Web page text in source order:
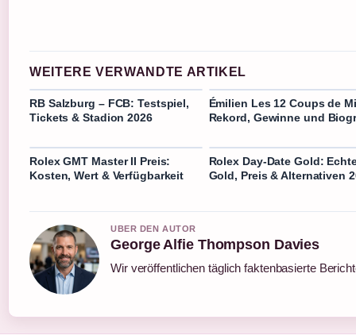
WEITERE VERWANDTE ARTIKEL
RB Salzburg – FCB: Testspiel,
Tickets & Stadion 2026
Émilien Les 12 Coups de
Rekord, Gewinne und
Rolex GMT Master II Preis:
Kosten, Wert & Verfügbarkeit
Rolex Day-Date Gold:
Gold, Preis & Alternativen
UBER DEN AUTOR
George Alfie Thompson Davies
Wir veröffentlichen täglich faktenbasierte